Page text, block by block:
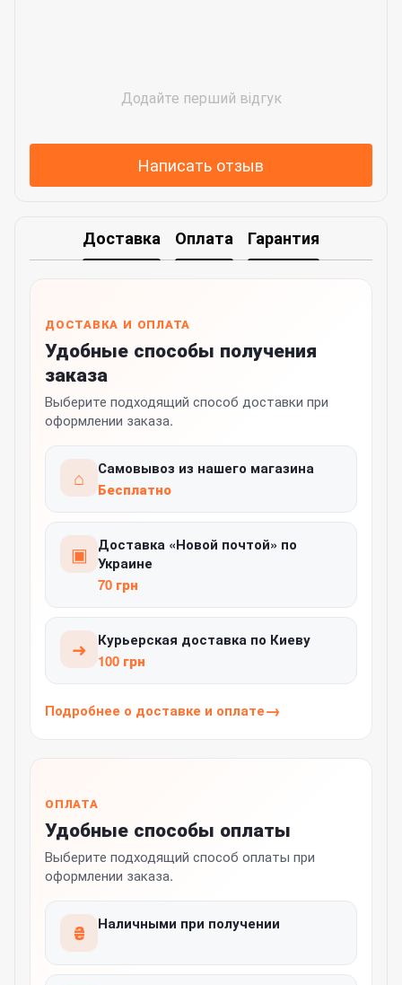
Додайте перший відгук
Написать отзыв
Доставка Оплата Гарантия
ДОСТАВКА И ОПЛАТА
Удобные способы получения
заказа
Выберите подходящий способ доставки при
оформлении заказа.
⌂
Самовывоз из нашего магазина
Бесплатно
▣
Доставка «Новой почтой» по
Украине
70 грн
➜
Курьерская доставка по Киеву
100 грн
Подробнее о доставке и оплате
ОПЛАТА
Удобные способы оплаты
Выберите подходящий способ оплаты при
оформлении заказа.
₴ Наличными при получении